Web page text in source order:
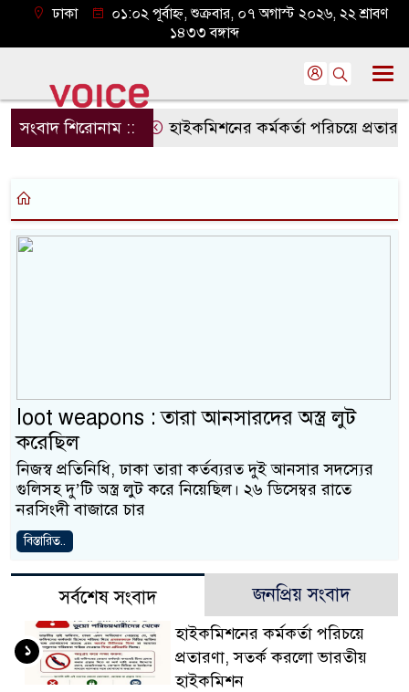
ঢাকা
০১:০২ পূর্বাহ্ন, শুক্রবার, ০৭ অগাস্ট ২০২৬, ২২ শ্রাবণ
১৪৩৩ বঙ্গাব্দ
সংবাদ শিরোনাম :: হাইকমিশনের কর্মকর্তা পরিচয়ে
loot weapons : তারা আনসারদের অস্ত্র লুট
করেছিল
নিজস্ব প্রতিনিধি, ঢাকা তারা কর্তব্যরত দুই আনসার সদস্যের
গুলিসহ দু’টি অস্ত্র লুট করে নিয়েছিল। ২৬ ডিসেম্বর রাতে
নরসিংদী বাজারে চার
বিস্তারিত..
সর্বশেষ সংবাদ জনপ্রিয় সংবাদ
হাইকমিশনের কর্মকর্তা পরিচয়ে
প্রতারণা, সতর্ক করলো ভারতীয়
হাইকমিশন
১